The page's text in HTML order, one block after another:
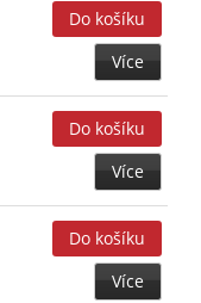
Více
Více
Více